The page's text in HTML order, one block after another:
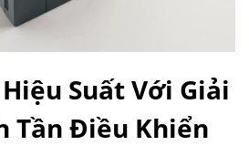
Suất Với Giải
Tần Điều Khiển